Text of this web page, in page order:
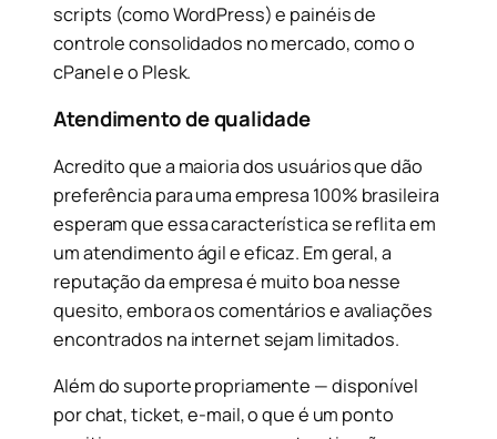
scripts (como WordPress) e painéis de
controle consolidados no mercado, como o
cPanel e o Plesk.
Atendimento de qualidade
Acredito que a maioria dos usuários que dão
preferência para uma empresa 100% brasileira
esperam que essa característica se reflita em
um atendimento ágil e eficaz. Em geral, a
reputação da empresa é muito boa nesse
quesito, embora os comentários e avaliações
encontrados na internet sejam limitados.
Além do suporte propriamente — disponível
por chat, ticket, e-mail, o que é um ponto